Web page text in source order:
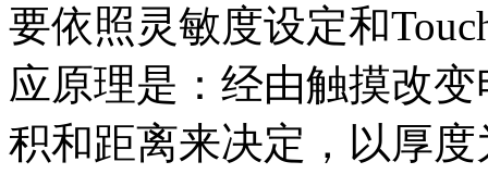
要依照灵敏度设定和
应原理是：经由触摸改
积和距离来决定，以厚